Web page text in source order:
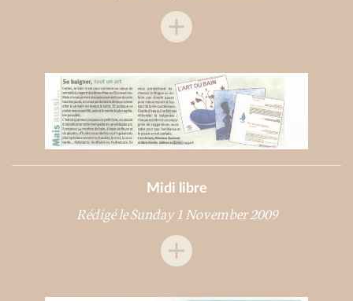
Midi libre
Rédigé le Sunday 1 November 2009